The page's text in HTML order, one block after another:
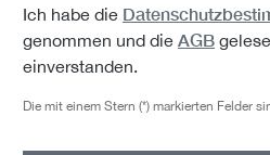
Ich habe die
genommen und die AGB
einverstanden.
Die mit einem Stern (*) markierten Felder